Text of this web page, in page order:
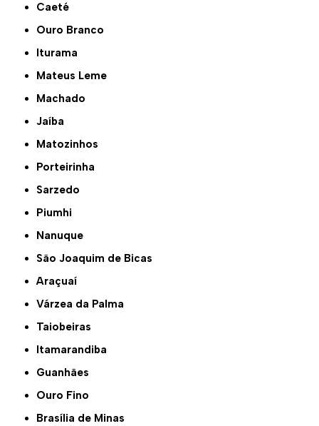
Caeté
Ouro Branco
Iturama
Mateus Leme
Machado
Jaíba
Matozinhos
Porteirinha
Sarzedo
Piumhi
Nanuque
São Joaquim de Bicas
Araçuaí
Várzea da Palma
Taiobeiras
Itamarandiba
Guanhães
Ouro Fino
Brasília de Minas